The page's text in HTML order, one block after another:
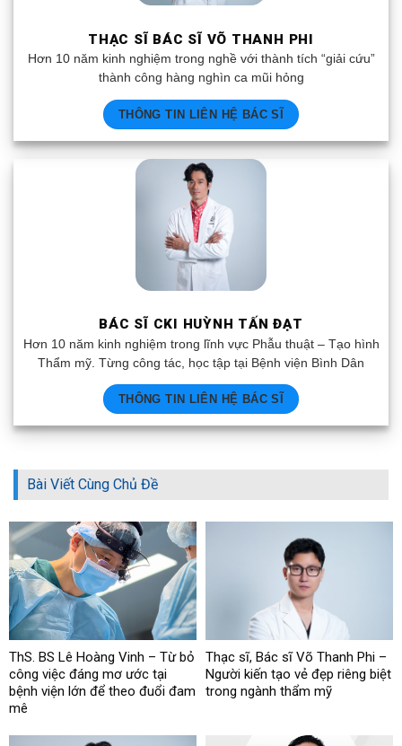
THẠC SĨ BÁC SĨ VÕ THANH PHI
Hơn 10 năm kinh nghiệm trong nghề với thành tích “giải cứu”
thành công hàng nghìn ca mũi hỏng
THÔNG TIN LIÊN HỆ BÁC SĨ
BÁC SĨ CKI HUỲNH TẤN ĐẠT
Hơn 10 năm kinh nghiệm trong lĩnh vực Phẫu thuật – Tạo hình
Thẩm mỹ. Từng công tác, học tập tại Bệnh viện Bình Dân
THÔNG TIN LIÊN HỆ BÁC SĨ
Bài Viết Cùng Chủ Đề
ThS. BS Lê Hoàng Vinh – Từ bỏ
công việc đáng mơ ước tại
bệnh viện lớn để theo đuổi đam
mê
Thạc sĩ, Bác sĩ Võ Thanh Phi –
Người kiến tạo vẻ đẹp riêng biệt
trong ngành thẩm mỹ